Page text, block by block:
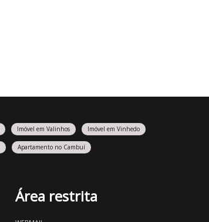
Imóvel em Valinhos Imóvel em Vinhedo
Apartamento no Cambuí
Área restrita